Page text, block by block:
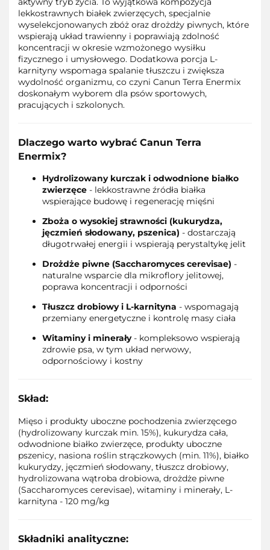
lekkostrawnych białek zwierzęcych, specjalnie
wyselekcjonowanych zbóż oraz drożdży piwnych, które
wspierają układ trawienny i poprawiają zdolność
koncentracji w okresie wzmożonego wysiłku
fizycznego i umysłowego. Dodatkowa porcja L-
karnityny wspomaga spalanie tłuszczu i zwiększa
wydolność organizmu, co czyni Canun Terra Enermix
doskonałym wyborem dla psów sportowych,
pracujących i szkolonych.
Dlaczego warto wybrać Canun Terra
Enermix?
Hydrolizowany kurczak i odwodnione białko
zwierzęce - lekkostrawne źródła białka
wspierające budowę i regenerację mięśni
Zboża o wysokiej strawności (kukurydza,
jęczmień słodowany, pszenica) - dostarczają
długotrwałej energii i wspierają perystaltykę jelit
Drożdże piwne (Saccharomyces cerevisae) -
naturalne wsparcie dla mikroflory jelitowej,
poprawa koncentracji i odporności
Tłuszcz drobiowy i L-karnityna - wspomagają
przemiany energetyczne i kontrolę masy ciała
Witaminy i minerały- kompleksowo wspierają
zdrowie psa, w tym układ nerwowy,
odpornościowy i kostny
Skład:
Mięso i produkty uboczne pochodzenia zwierzęcego
(hydrolizowany kurczak min. 15%), kukurydza cała,
odwodnione białko zwierzęce, produkty uboczne
pszenicy, nasiona roślin strączkowych (min. 11%), białko
kukurydzy, jęczmień słodowany, tłuszcz drobiowy,
hydrolizowana wątroba drobiowa, drożdże piwne
(Saccharomyces cerevisae), witaminy i minerały, L-
karnityna - 120 mg/kg
Składniki analityczne: